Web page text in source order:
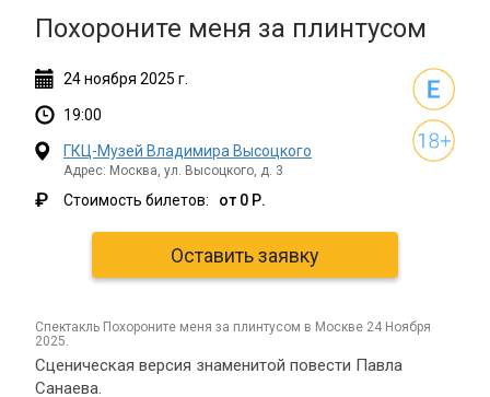
Похороните меня за плинтусом
24ноября 2025 г.
19:00
ГКЦ-Музей Владимира Высоцкого
Адрес: Москва, ул. Высоцкого, д. 3
₽ Стоимость билетов: от 0 Р.
Оставить заявку
спектакль Похороните меня за плинтусом в Москве 24 Ноября
2025.
Сценическая версия знаменитой повести Павла
Санаева.